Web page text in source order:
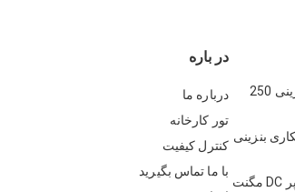
در باره
درباره ما
تور کارخانه
کنترل کیفیت
با ما تماس بگیرید
ژنراتورهای جوشکاری 25 لیتری بنزینی 250
بنزینی
جوشکار 11.3 لیتری بنزینی 120 آمپر DC مگنت